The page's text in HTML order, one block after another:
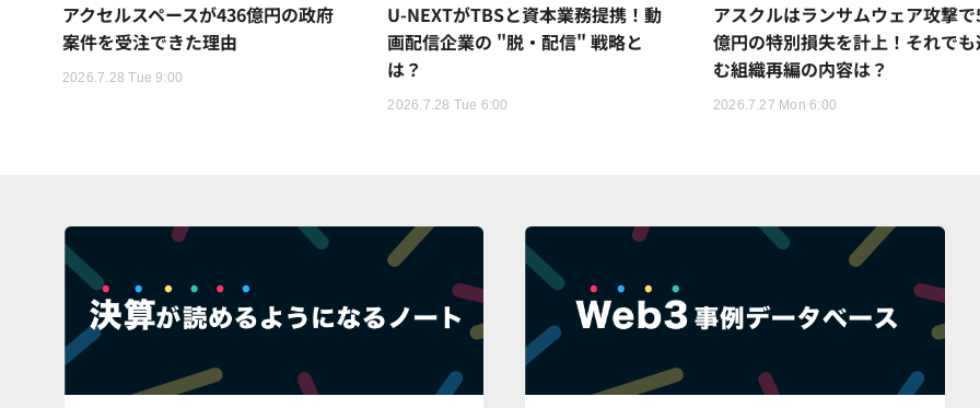
アクセルスペースが436億円の政府
案件を受注できた理由
2026.7.28 Tue 9:00
U-NEXTがTBSと資本業務提携！動
画配信企業の "脱・配信" 戦略と
は？
2026.7.28 Tue 6:00
アスクルはランサムウェア攻撃
億円の特別損失を計上！それでも
む組織再編の内容は？
2026.7.27 Mon 6:00